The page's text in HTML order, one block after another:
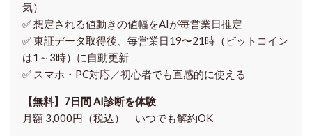
気）
✅ 想定される値動きの値幅をAIが毎営業日推定
✅ 東証データ取得後、 毎営業日19〜21時（ビットコイン
は1～3時）に自動更新
✅ スマホ・PC対応／初心者でも直感的に使える
【無料】7日間 AI診断を体験
月額 3,000円（税込）｜いつでも解約OK